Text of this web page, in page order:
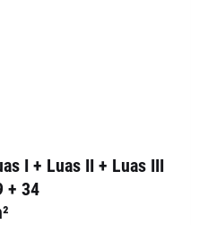
I + Luas II + Luas III